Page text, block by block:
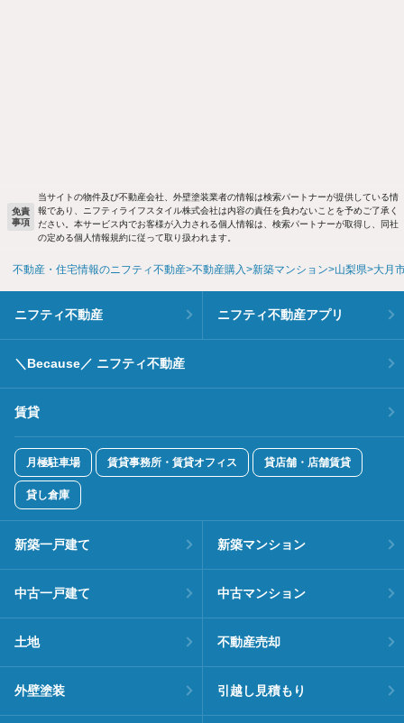
免責
事項
当サイトの物件及び不動産会社、外壁塗装業者の情報は検索パートナーが提供している情
報であり、ニフティライフスタイル株式会社は内容の責任を負わないことを予めご了承く
ださい。本サービス内でお客様が入力される個人情報は、検索パートナーが取得し、同社
の定める個人情報規約に従って取り扱われます。
不動産・住宅情報のニフティ不動産 不動産購入 新築マンション 山梨県 大月
ニフティ不動産 ニフティ不動産アプリ
＼Because／ ニフティ不動産
賃貸
月極駐車場 賃貸事務所・賃貸オフィス 貸店舗・店舗賃貸
貸し倉庫
新築一戸建て 新築マンション
中古一戸建て 中古マンション
土地 不動産売却
外壁塗装 引越し見積もり